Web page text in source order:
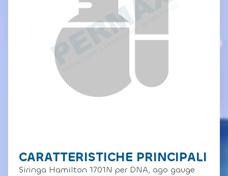
CARATTERISTICHE PRINCIPALI
Siringa Hamilton 1701N per DNA, ago gauge